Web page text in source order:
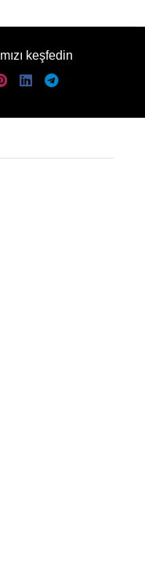
keşfedin